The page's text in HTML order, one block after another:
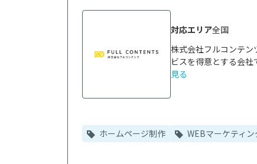
株式会社フルコンテ
ビスを得意とする会
見る
対応エリア全国
ホームページ制作 WEBマーケティン